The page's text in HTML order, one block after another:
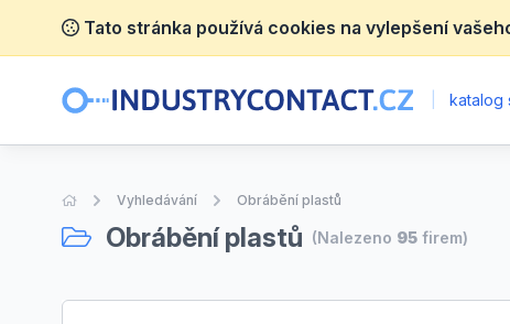
Tato stránka používá cookies na vylepšení
katalog
Úvodní stránka
Vyhledávání Obrábění plastů
Obrábění plastů (Nalezeno 95 firem)